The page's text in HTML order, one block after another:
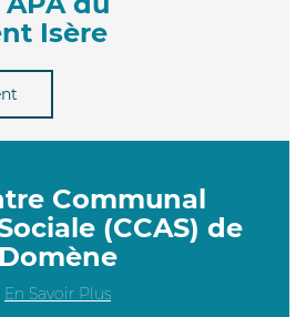
Isère
Communal
(CCAS) de
Domène
En Savoir Plus